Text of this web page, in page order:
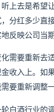
上去是希望
分红多少直
反映公司当
需要重新去
收入上。如
要重新调整
白酒行业的